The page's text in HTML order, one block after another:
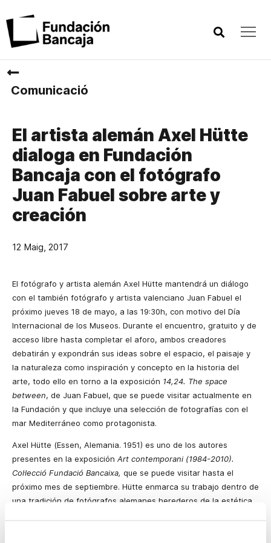
Comunicació
El artista alemán Axel Hütte
dialoga en Fundación
Bancaja con el fotógrafo
Juan Fabuel sobre arte y
creación
12 Maig, 2017
El fotógrafo y artista alemán Axel Hütte mantendrá un diálogo
con el también fotógrafo y artista valenciano Juan Fabuel el
próximo jueves 18 de mayo, a las 19:30h, con motivo del Día
Internacional de los Museos. Durante el encuentro, gratuito y de
acceso libre hasta completar el aforo, ambos creadores
debatirán y expondrán sus ideas sobre el espacio, el paisaje y
la naturaleza como inspiración y concepto en la historia del
arte, todo ello en torno a la exposición 14,24. The space
between, de Juan Fabuel, que se puede visitar actualmente en
la Fundación y que incluye una selección de fotografías con el
mar Mediterráneo como protagonista.
Axel Hütte (Essen, Alemania. 1951) es uno de los autores
presentes en la exposición Art contemporani (1984-2010).
Col·lecció Fundació Bancaixa, que se puede visitar hasta el
próximo mes de septiembre. Hütte enmarca su trabajo dentro de
una tradición de fotógrafos alemanes herederos de la estética